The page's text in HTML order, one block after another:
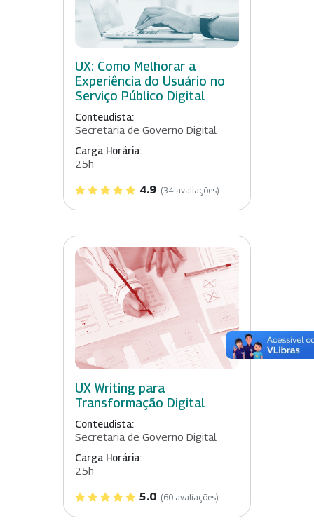
UX: Como Melhorar a
Experiência do Usuário no
Serviço Público Digital
Conteudista:
Secretaria de Governo Digital
Carga Horária:
25h
4.9 (34 avaliações)
UX Writing para
Transformação Digital
Conteudista:
Secretaria de Governo Digital
Carga Horária:
25h
5.0 (60 avaliações)